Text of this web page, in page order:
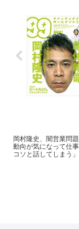
岡村隆史、闇営業問
動向が気になって仕
コソと話してしまう